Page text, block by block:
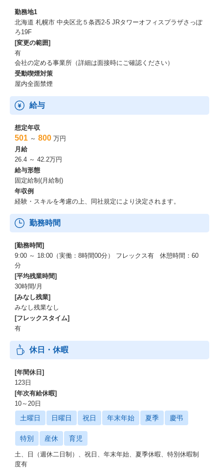
勤務地1
北海道 札幌市 中央区北５条西2-5 JRタワーオフィスプラザさっぽ
ろ19F
[変更の範囲]
有
会社の定める事業所（詳細は面接時にご確認ください）
受動喫煙対策
屋内全面禁煙
給与
想定年収
501 ～ 800 万円
月給
26.4 ～ 42.2万円
給与形態
固定給制(月給制)
年収例
経験・スキルを考慮の上、同社規定により決定されます。
勤務時間
[勤務時間]
9:00 ～ 18:00（実働：8時間00分） フレックス有 休憩時間：60
分
[平均残業時間]
30時間/月
[みなし残業]
みなし残業なし
[フレックスタイム]
有
休日・休暇
[年間休日]
123日
[年次有給休暇]
10～20日
土曜日 日曜日 祝日 年末年始 夏季 慶弔
特別 産休 育児
土、日（週休二日制）、祝日、年末年始、夏季休暇、特別休暇制
度有